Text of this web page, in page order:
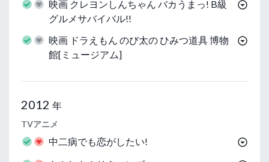
映画 クレヨンしんちゃん バカうまっ! B級
グルメサバイバル!!
映画 ドラえもん のび太の ひみつ道具 博物
館[ミュージアム]
2012 年
TVアニメ
中二病でも恋がしたい!